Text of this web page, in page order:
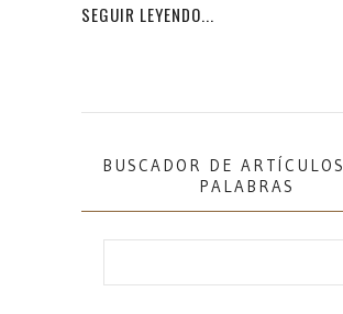
SEGUIR LEYENDO...
BUSCADOR DE
PALABRAS